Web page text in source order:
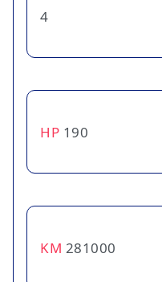
4
190
HP
281000
KM